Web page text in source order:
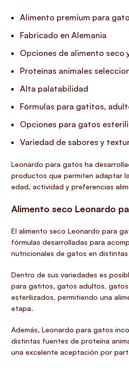
Alimento premium para
Fabricado en Alemania
Opciones de alimento seco
Proteínas animales
Alta palatabilidad
Fórmulas para gatitos,
Opciones para gatos
Variedad de sabores y
Leonardo para gatos ha
productos que permiten adaptar
edad, actividad y preferencias
Alimento seco Leonardo
El alimento seco Leonardo para
fórmulas desarrolladas para
nutricionales de gatos en
Dentro de sus variedades es
para gatitos, gatos adultos,
esterilizados, permitiendo una
etapa.
Además, Leonardo para gatos
distintas fuentes de proteína
una excelente aceptación por